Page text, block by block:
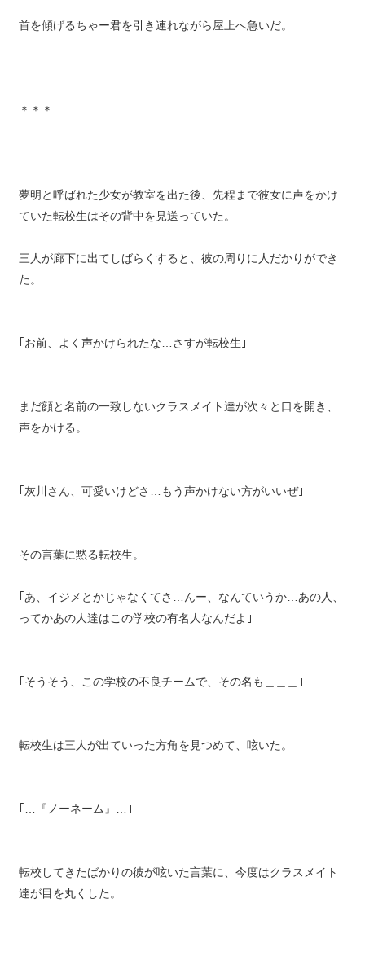
首を傾げるちゃー君を引き連れながら屋上へ急いだ。
＊＊＊
夢明と呼ばれた少女が教室を出た後、先程まで彼女に声をかけ
ていた転校生はその背中を見送っていた。
三人が廊下に出てしばらくすると、彼の周りに人だかりができ
た。
｢お前、よく声かけられたな…さすが転校生｣
まだ顔と名前の一致しないクラスメイト達が次々と口を開き、
声をかける。
｢灰川さん、可愛いけどさ…もう声かけない方がいいぜ｣
その言葉に黙る転校生。
｢あ、イジメとかじゃなくてさ…んー、なんていうか…あの人、
ってかあの人達はこの学校の有名人なんだよ｣
｢そうそう、この学校の不良チームで、その名も＿＿＿｣
転校生は三人が出ていった方角を見つめて、呟いた。
｢…『ノーネーム』…｣
転校してきたばかりの彼が呟いた言葉に、今度はクラスメイト
達が目を丸くした。